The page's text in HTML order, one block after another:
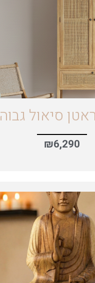
סיאול גבוה
₪6,290